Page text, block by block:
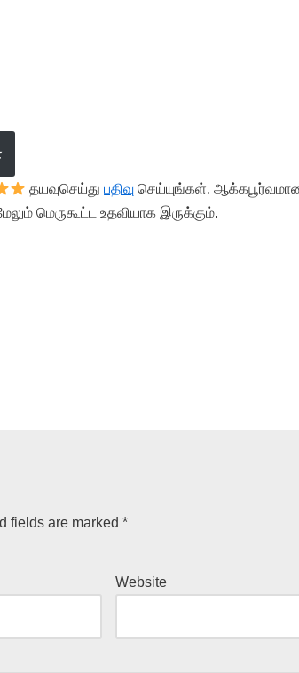
தயவுசெய்துபதிவு செய்யுங்கள்.
மெருகூட்ட உதவியாக இருக்கும்.
fields are marked *
Website